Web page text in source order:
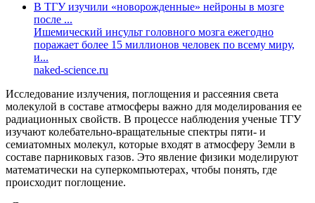
В ТГУ изучили «новорожденные» нейроны в мозге
после ...
Ишемический инсульт головного мозга ежегодно
поражает более 15 миллионов человек по всему миру,
и...
naked-science.ru
Исследование излучения, поглощения и рассеяния света
молекулой в составе атмосферы важно для моделирования ее
радиационных свойств. В процессе наблюдения ученые ТГУ
изучают колебательно-вращательные спектры пяти- и
семиатомных молекул, которые входят в атмосферу Земли в
составе парниковых газов. Это явление физики моделируют
математически на суперкомпьютерах, чтобы понять, где
происходит поглощение.